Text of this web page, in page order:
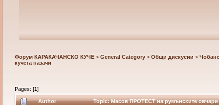
Форум КАРАКАЧАНСКО КУЧЕ> General Category> Общи дискусии >
кучета пазачи
Pages: [1]
Author Topic: Масов ПРОТЕСТ на румънските овчари